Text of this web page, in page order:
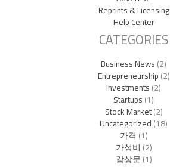
Reprints & Licensing
Help Center
CATEGORIES
Business News(2)
Entrepreneurship(2)
Investments(2)
Startups(1)
Stock Market(2)
Uncategorized(18)
가격 (1)
가성비 (2)
감상문(1)